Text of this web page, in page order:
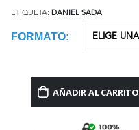
ETIQUETA: DANIEL SADA
FORMATO
AÑADIR AL CARRITO